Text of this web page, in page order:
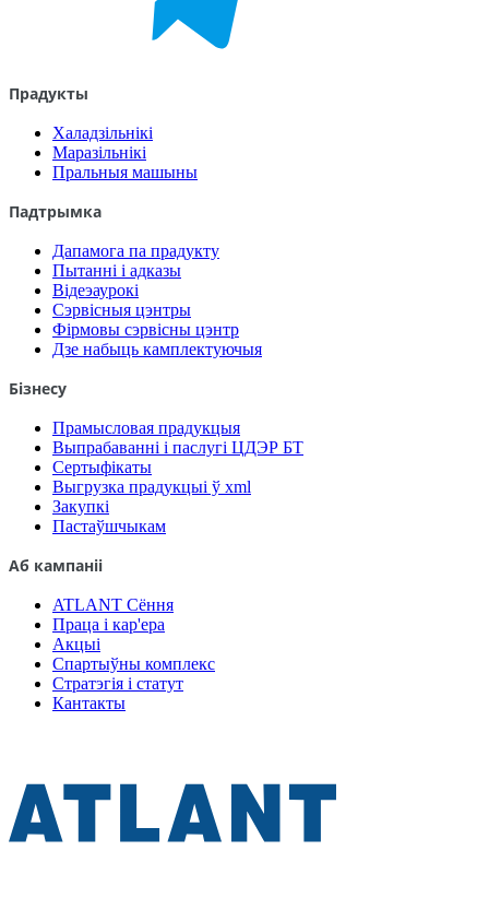
Прадукты
Халадзільнікі
Маразільнікі
Пральныя машыны
Падтрымка
Дапамога па прадукту
Пытанні і адказы
Відеэаурокі
Сэрвісныя цэнтры
Фірмовы сэрвісны цэнтр
Дзе набыць камплектуючыя
Бізнесу
Прамысловая прадукцыя
Выпрабаванні і паслугі ЦДЭР БТ
Сертыфікаты
Выгрузка прадукцыі ў xml
Закупкі
Пастаўшчыкам
Аб кампаніі
ATLANT Сёння
Праца і кар'ера
Акцыі
Спартыўны комплекс
Стратэгія і статут
Кантакты